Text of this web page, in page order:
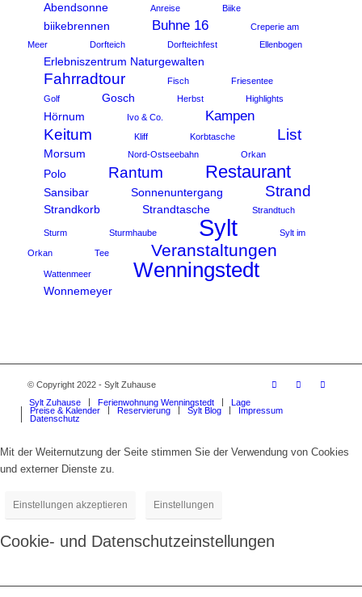
Abendsonne
Anreise Biike
biikebrennen Buhne 16
Creperie am
Meer
Dorfteich Dorfteichfest Ellenbogen
Erlebniszentrum Naturgewalten
Fahrradtour Fisch
Friesentee
Golf
Gosch Herbst Highlights
Hörnum Ivo & Co. Kampen
Keitum Kliff Korbtasche List
Morsum Nord-Ostseebahn Orkan
Polo Rantum Restaurant
Sansibar Sonnenuntergang Strand
Strandkorb Strandtasche Strandtuch
Sturm Sturmhaube Sylt Sylt im
Orkan Tee Veranstaltungen
Wattenmeer Wenningstedt
Wonnemeyer
© Copyright 2022 - Sylt Zuhause
Sylt Zuhause
Ferienwohnung Wenningstedt
Lage
Preise & Kalender
Reservierung Sylt Blog
Impressum
Datenschutz
Mit der Weiternutzung der Seite stimmen Sie der Verwendung von Cookies
und externer Dienste zu.
Einstellungen akzeptieren Einstellungen
Cookie- und Datenschutzeinstellungen